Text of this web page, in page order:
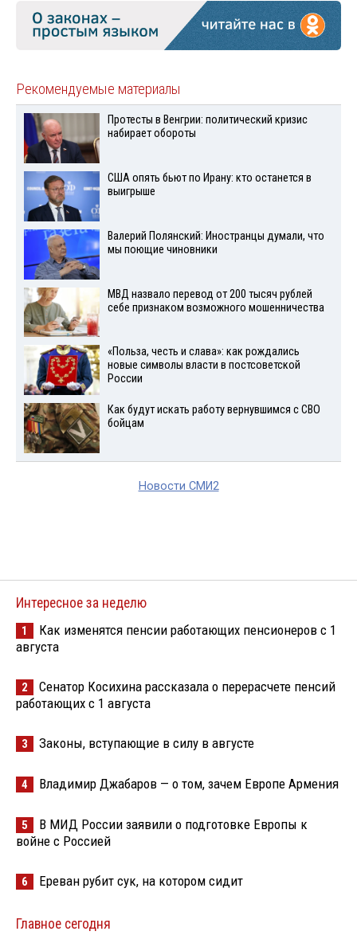
Рекомендуемые материалы
Протесты в Венгрии: политический кризис
набирает обороты
США опять бьют по Ирану: кто останется в
выигрыше
Валерий Полянский: Иностранцы думали, что
мы поющие чиновники
МВД назвало перевод от 200 тысяч рублей
себе признаком возможного мошенничества
«Польза, честь и слава»: как рождались
новые символы власти в постсоветской
России
Как будут искать работу вернувшимся с СВО
бойцам
Новости СМИ2
Интересное за неделю
1
Как изменятся пенсии работающих пенсионеров с 1
августа
2
Сенатор Косихина рассказала о перерасчете пенсий
работающих с 1 августа
3 Законы, вступающие в силу в августе
4 Владимир Джабаров — о том, зачем Европе Армения
5
В МИД России заявили о подготовке Европы к
войне с Россией
6 Ереван рубит сук, на котором сидит
Главное сегодня